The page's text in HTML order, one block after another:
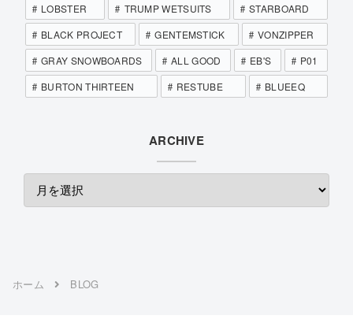
LOBSTER
TRUMP WETSUITS
STARBOARD
BLACK PROJECT
GENTEMSTICK
VONZIPPER
GRAY SNOWBOARDS
ALL GOOD EB'S
P01
BURTON THIRTEEN
RESTUBE BLUEEQ
ARCHIVE
ホーム BLOG